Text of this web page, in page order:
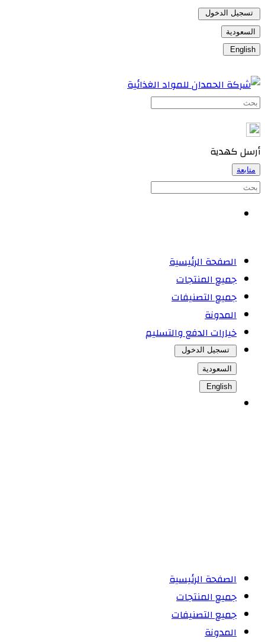
تسجيل الدخول
السعودية
English
أرسل كهدية
متابعة
الصفحة الرئيسية
جميع المنتجات
جميع التصنيفات
المدونة
خيارات الدفع والتسليم
تسجيل الدخول
السعودية
English
الصفحة الرئيسية
جميع المنتجات
جميع التصنيفات
المدونة